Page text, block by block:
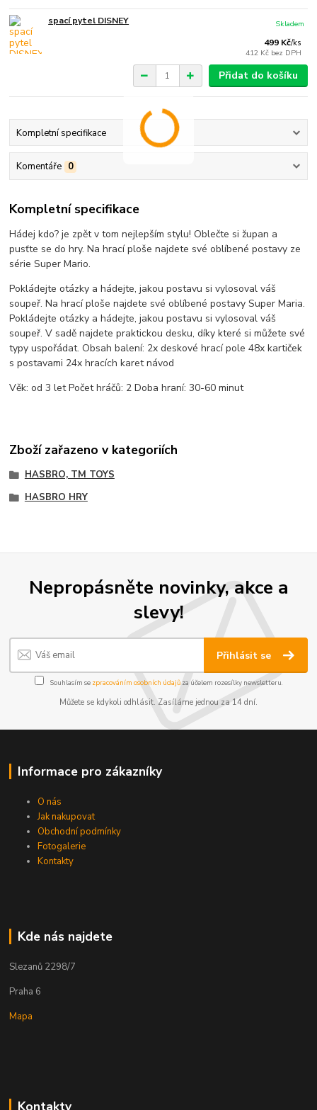
spací pytel DISNEY
499 Kč/ks
412 Kč bez DPH
Skladem
Přidat do košíku
Kompletní specifikace
Komentáře 0
Kompletní specifikace
Hádej kdo? je zpět v tom nejlepším stylu! Oblečte si župan a
pusťte se do hry. Na hrací ploše najdete své oblíbené postavy ze
série Super Mario.
Pokládejte otázky a hádejte, jakou postavu si vylosoval váš
soupeř. Na hrací ploše najdete své oblíbené postavy Super Maria.
Pokládejte otázky a hádejte, jakou postavu si vylosoval váš
soupeř. V sadě najdete praktickou desku, díky které si můžete své
typy uspořádat. Obsah balení: 2x deskové hrací pole 48x kartiček
s postavami 24x hracích karet návod
Věk: od 3 let Počet hráčů: 2 Doba hraní: 30-60 minut
Zboží zařazeno v kategoriích
HASBRO, TM TOYS
HASBRO HRY
Nepropásněte novinky, akce a
slevy!
Přihlásit se
Souhlasím se zpracováním osobních údajůza účelem rozesílky newsletteru.
Můžete se kdykoli odhlásit. Zasíláme jednou za 14 dní.
Informace pro zákazníky
O nás
Jak nakupovat
Obchodní podmínky
Fotogalerie
Kontakty
Kde nás najdete
Slezanů 2298/7
Praha 6
Mapa
Kontakty